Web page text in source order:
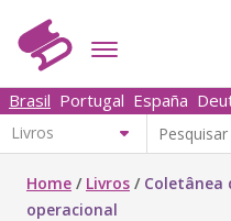
Brasil Portugal España
Home / Livros / Coletânea
operacional